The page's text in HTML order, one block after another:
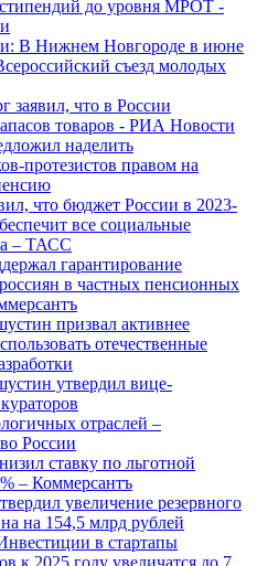
до уровня МРОТ -
В Нижнем Новгороде в июне
съезд молодых
заявил, что в России
товаров - РИА Новости
наделить
протезистов правом на
что бюджет России в 2023-
все социальные
– ТАСС
гарантирование
в частных пенсионных
призвал активнее
отечественные
утвердил вице-
отраслей –
России
ставку по льготной
– Коммерсантъ
увеличение резервного
на 154,5 млрд рублей
в стартапы
к 2025 году увеличатся до 7